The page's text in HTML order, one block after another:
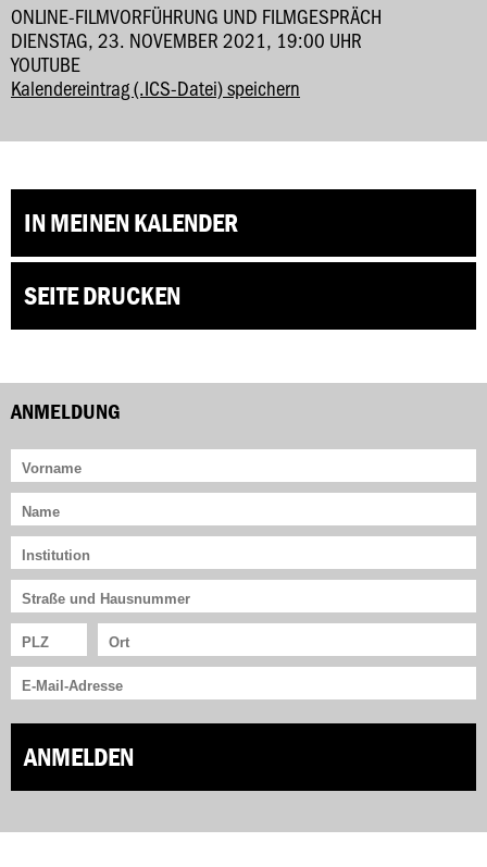
ONLINE-FILMVORFÜHRUNG UND FILMGESPRÄCH
DIENSTAG, 23. NOVEMBER 2021, 19:00 UHR
YOUTUBE
Kalendereintrag (.ICS-Datei) speichern
IN MEINEN KALENDER
SEITE DRUCKEN
ANMELDUNG
ANMELDEN